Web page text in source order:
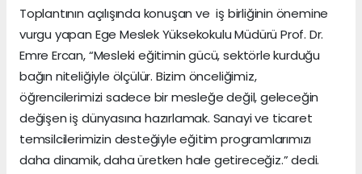
Toplantının açılışında konuşan ve iş birliğinin önemine
vurgu yapan Ege Meslek Yüksekokulu Müdürü Prof. Dr.
Emre Ercan, “Mesleki eğitimin gücü, sektörle kurduğu
bağın niteliğiyle ölçülür. Bizim önceliğimiz,
öğrencilerimizi sadece bir mesleğe değil, geleceğin
değişen iş dünyasına hazırlamak. Sanayi ve ticaret
temsilcilerimizin desteğiyle eğitim programlarımızı
daha dinamik, daha üretken hale getireceğiz.” dedi.